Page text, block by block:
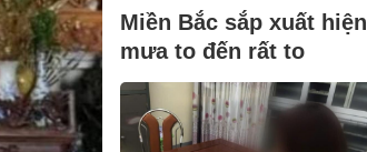
Miền Bắc sắp xuất hiện
mưa to đến rất to